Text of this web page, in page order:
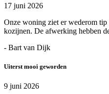
17 juni 2026
Onze woning ziet er wederom
kozijnen. De afwerking hebben
- Bart van Dijk
Uiterst mooi geworden
9 juni 2026